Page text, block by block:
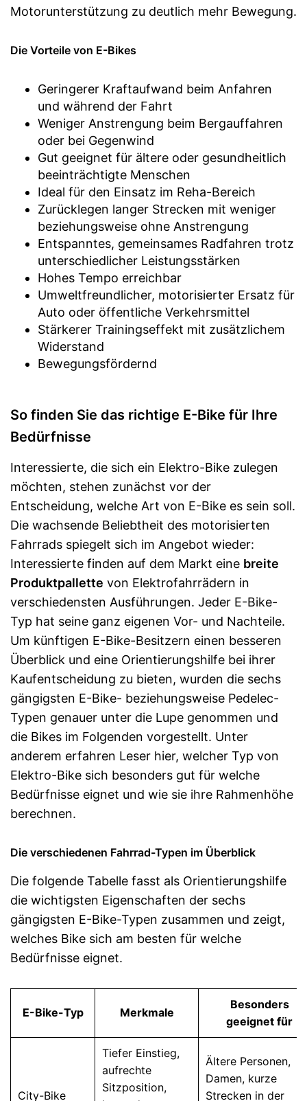
Motorunterstützung zu deutlich mehr Bewegung.
Die Vorteile von E-Bikes
Geringerer Kraftaufwand beim Anfahren
und während der Fahrt
Weniger Anstrengung beim Bergauffahren
oder bei Gegenwind
Gut geeignet für ältere oder gesundheitlich
beeinträchtigte Menschen
Ideal für den Einsatz im Reha-Bereich
Zurücklegen langer Strecken mit weniger
beziehungsweise ohne Anstrengung
Entspanntes, gemeinsames Radfahren trotz
unterschiedlicher Leistungsstärken
Hohes Tempo erreichbar
Umweltfreundlicher, motorisierter Ersatz für
Auto oder öffentliche Verkehrsmittel
Stärkerer Trainingseffekt mit zusätzlichem
Widerstand
Bewegungsfördernd
So finden Sie das richtige E-Bike für Ihre
Bedürfnisse
Interessierte, die sich ein Elektro-Bike zulegen
möchten, stehen zunächst vor der
Entscheidung, welche Art von E-Bike es sein soll.
Die wachsende Beliebtheit des motorisierten
Fahrrads spiegelt sich im Angebot wieder:
Interessierte finden auf dem Markt eine breite
Produktpallette von Elektrofahrrädern in
verschiedensten Ausführungen. Jeder E-Bike-
Typ hat seine ganz eigenen Vor- und Nachteile.
Um künftigen E-Bike-Besitzern einen besseren
Überblick und eine Orientierungshilfe bei ihrer
Kaufentscheidung zu bieten, wurden die sechs
gängigsten E-Bike- beziehungsweise Pedelec-
Typen genauer unter die Lupe genommen und
die Bikes im Folgenden vorgestellt. Unter
anderem erfahren Leser hier, welcher Typ von
Elektro-Bike sich besonders gut für welche
Bedürfnisse eignet und wie sie ihre Rahmenhöhe
berechnen.
Die verschiedenen Fahrrad-Typen im Überblick
Die folgende Tabelle fasst als Orientierungshilfe
die wichtigsten Eigenschaften der sechs
gängigsten E-Bike-Typen zusammen und zeigt,
welches Bike sich am besten für welche
Bedürfnisse eignet.
E-Bike-Typ Merkmale
Besonders
geeignet für
City-Bike
Tiefer Einstieg,
aufrechte
Sitzposition,
Ältere Personen,
Damen, kurze
Strecken in der